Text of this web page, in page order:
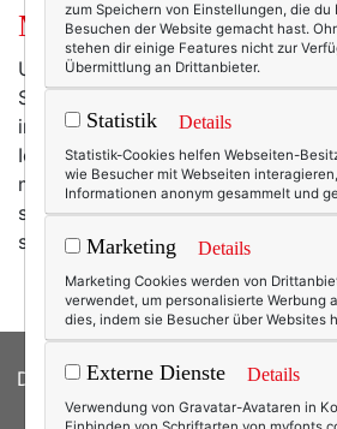
Mecklenburger
Und der geht so: - eine Schicht
Schicht Schwarzbrotkümel mit
in reichlich Rum getränkt- viel
Ich hab's in Wustrow an der
meine Nase zugleich in den Wind
schmeckt es natürlich besonders
sehe ich: Hier gibt es sogar ein
DATENSCHUTZERKLÄRUNG|
zum Speichern von Einstellungen, die du
Besuchen der Website gemacht hast.
stehen dir einige Features nicht zur
Übermittlung an Drittanbieter.
Statistik Details
Statistik-Cookies helfen Webseiten-
wie Besucher mit Webseiten
Informationen anonym gesammelt und
Marketing Details
Marketing Cookies werden von
verwendet, um personalisierte Werbung
dies, indem sie Besucher über Websites
Externe Dienste Details
Verwendung von Gravatar-Avataren in